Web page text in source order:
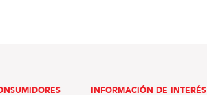
INFORMACIÓN DE INTERÉS